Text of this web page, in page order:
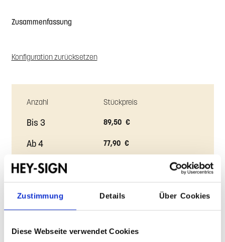
Zustimmung Details Über Cookies
Diese Webseite verwendet Cookies
Farbe oben
Farbe mit Antirutsch
Zusammenfassung